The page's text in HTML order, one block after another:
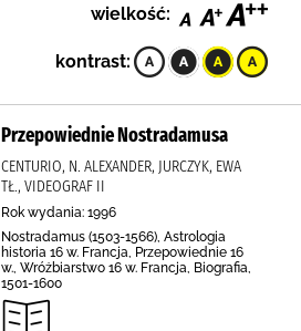
wielkość:
kontrast:
Przepowiednie Nostradamusa
CENTURIO, N. ALEXANDER, JURCZYK, EWA
TŁ., VIDEOGRAF II
Rok wydania: 1996
Nostradamus (1503-1566), Astrologia
historia 16 w. Francja, Przepowiednie 16
w., Wróżbiarstwo 16 w. Francja, Biografia,
1501-1600